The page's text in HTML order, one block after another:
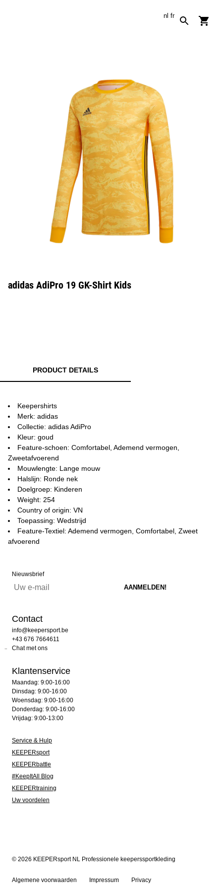
nl fr
adidas AdiPro 19 GK-Shirt Kids
PRODUCT DETAILS
Keepershirts
Merk: adidas
Collectie: adidas AdiPro
Kleur: goud
Feature-schoen: Comfortabel, Ademend vermogen,
Zweetafvoerend
Mouwlengte: Lange mouw
Halslijn: Ronde nek
Doelgroep: Kinderen
Weight: 254
Country of origin: VN
Toepassing: Wedstrijd
Feature-Textiel: Ademend vermogen, Comfortabel, Zweet
afvoerend
Nieuwsbrief
Contact
info@keepersport.be
+43 676 7664611
Chat met ons
Klantenservice
Maandag: 9:00-16:00
Dinsdag: 9:00-16:00
Woensdag: 9:00-16:00
Donderdag: 9:00-16:00
Vrijdag: 9:00-13:00
Service & Hulp
KEEPERsport
KEEPERbattle
#KeepItAll Blog
KEEPERtraining
Uw voordelen
© 2026 KEEPERsport NL Professionele keeperssportkleding
Algemene voorwaarden Impressum Privacy